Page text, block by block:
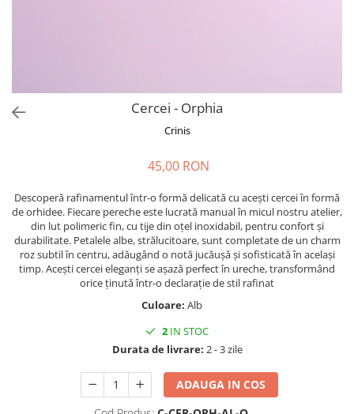
Monstera
Neon Collection
Second Breakfast
Tiny but Mighty
White Sensation
Cercei - Orphia
Crinis
45,00 RON
Descoperă rafinamentul într-o formă delicată cu acești cercei în formă
de orhidee. Fiecare pereche este lucrată manual în micul nostru atelier,
din lut polimeric fin, cu tije din oțel inoxidabil, pentru confort și
durabilitate. Petalele albe, strălucitoare, sunt completate de un charm
roz subtil în centru, adăugând o notă jucăușă și sofisticată în același
timp. Acești cercei eleganți se așază perfect în ureche, transformând
orice ținută într-o declarație de stil rafinat
Culoare: Alb
2 IN STOC
Durata de livrare: 2 - 3 zile
ADAUGA IN COS